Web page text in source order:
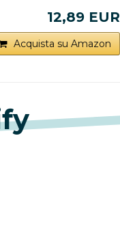
12,89 EUR
Acquista su Amazon